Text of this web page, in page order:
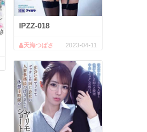
IPZZ-018
2023-04-11
天海つばさ